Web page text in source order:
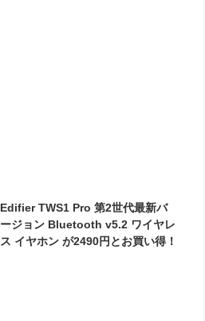
Edifier TWS1 Pro 第2世代最新バ
ージョン Bluetooth v5.2 ワイヤレ
ス イヤホン が2490円とお買い得！